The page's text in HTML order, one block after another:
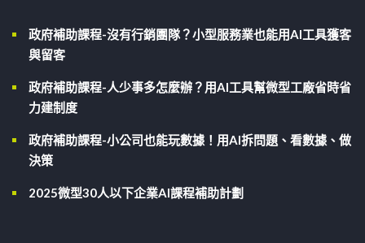
政府補助課程-沒有行銷團隊？小型服務業也能用AI工具獲客
與留客
政府補助課程-人少事多怎麼辦？用AI工具幫微型工廠省時省
力建制度
政府補助課程-小公司也能玩數據！用AI拆問題、看數據、做
決策
2025微型30人以下企業AI課程補助計劃